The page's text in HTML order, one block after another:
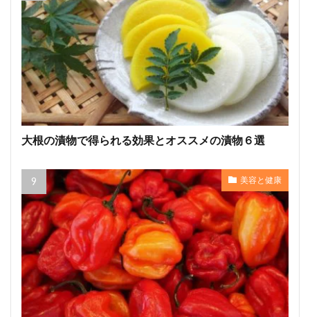
大根の漬物で得られる効果とオススメの漬物６選
美容と健康